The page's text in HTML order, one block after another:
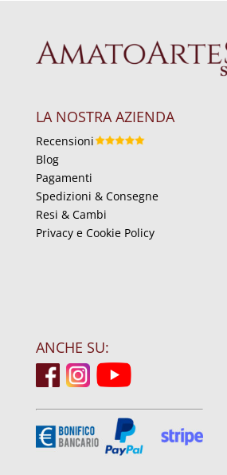
LA NOSTRA AZIENDA
Recensioni
Blog
Pagamenti
Spedizioni & Consegne
Resi & Cambi
Privacy e Cookie Policy
ANCHE SU: